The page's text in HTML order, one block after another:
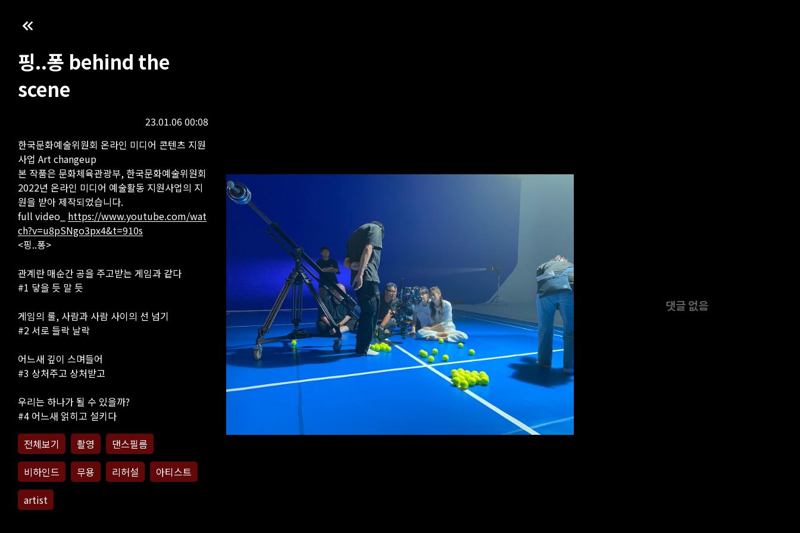
핑..퐁 behind the
scene
23.01.06 00:08
한국문화예술위원회 온라인 미디어 콘텐츠 지원
사업 Art changeup
본 작품은 문화체육관광부, 한국문화예술위원회
2022년 온라인 미디어 예술활동 지원사업의 지
원을 받아 제작되었습니다.
full video_ https://www.youtube.com/wat
ch?v=u8pSNgo3px4&t=910s
<핑..퐁>
관계란 매순간 공을 주고받는 게임과 같다
#1 닿을 듯 말 듯
게임의 룰, 사람과 사람 사이의 선 넘기
#2 서로 들락 날락
어느새 깊이 스며들어
#3 상처주고 상처받고
우리는 하나가 될 수 있을까?
#4 어느새 얽히고 설키다
전체보기
촬영
댄스필름
비하인드
무용 리허설
아티스트
artist
댓글 없음